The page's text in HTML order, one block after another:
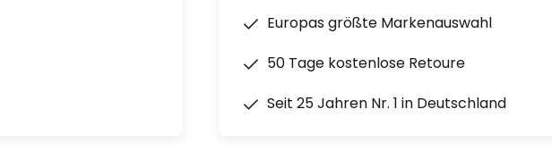
Europas größte Markenauswahl
50 Tage kostenlose Retoure
Seit 25 Jahren Nr. 1 in Deutschland